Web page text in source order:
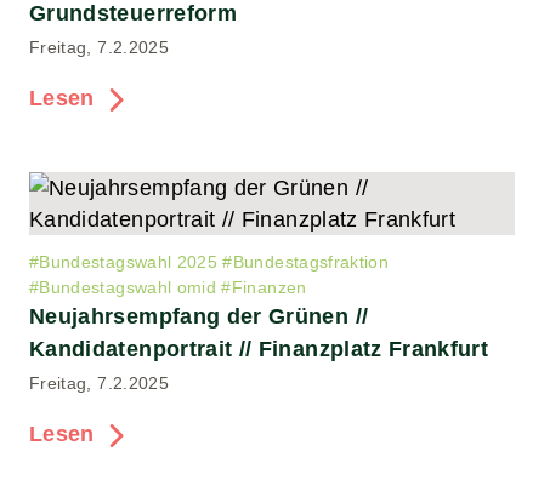
Grundsteuerreform
Freitag, 7.2.2025
Lesen
#Bundestagswahl 2025 #Bundestagsfraktion
#Bundestagswahl omid #Finanzen
Neujahrsempfang der Grünen //
Kandidatenportrait // Finanzplatz Frankfurt
Freitag, 7.2.2025
Lesen